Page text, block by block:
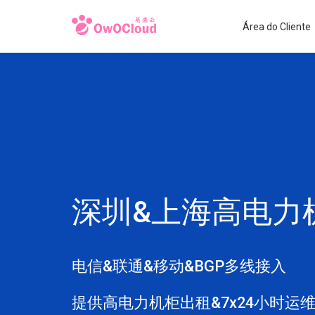
Área do Cliente
深圳&上海高电力
电信&联通&移动&BGP多线接入
提供高电力机柜出租&7x24小时运维